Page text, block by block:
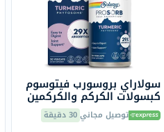
سولاراي بروسورب فيتوسوم
كبسولات الكركم والكركمين
النباتية لدعم المفاصل، حزمة
من 30 توصيل مجاني30 دقيقة